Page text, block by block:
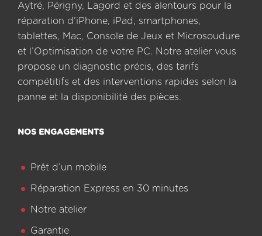
Aytré, Périgny, Lagord et des alentours pour la
réparation d’iPhone, iPad, smartphones,
tablettes, Mac, Console de Jeux et Microsoudure
et l’Optimisation de votre PC. Notre atelier vous
propose un diagnostic précis, des tarifs
compétitifs et des interventions rapides selon la
panne et la disponibilité des pièces.
NOS ENGAGEMENTS
Prêt d’un mobile
Réparation Express en 30 minutes
Notre atelier
Garantie